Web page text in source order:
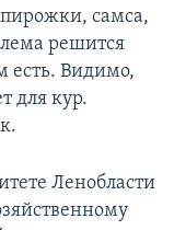
самса,
решится
есть. Видимо,
для кур.
Ленобласти